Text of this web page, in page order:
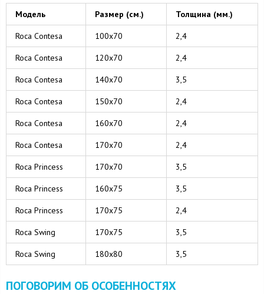
Модель Размер (см.) Толщина (мм.)
Roca Contesa 100х70 2,4
Roca Contesa 120х70 2,4
Roca Contesa 140х70 3,5
Roca Contesa 150х70 2,4
Roca Contesa 160х70 2,4
Roca Contesa 170х70 2,4
Roca Princess 170х70 3,5
Roca Princess 160х75 3,5
Roca Princess 170х75 2,4
Roca Swing 170х75 3,5
Roca Swing 180х80 3,5
ПОГОВОРИМ ОБ ОСОБЕННОСТЯХ